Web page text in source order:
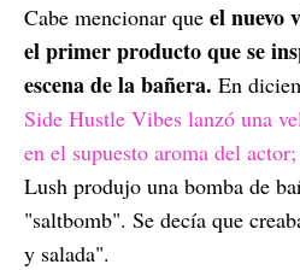
Cabe mencionar que el nuevo
el primer producto que se
escena de la bañera. En
Side Hustle Vibes lanzó una
en el supuesto aroma del actor;
Lush produjo una bomba de
"saltbomb". Se decía que
y salada".